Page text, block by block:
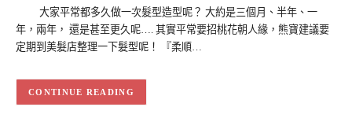
大家平常都多久做一次髮型造型呢？ 大約是三個月、半年、一
年，兩年， 還是甚至更久呢…. 其實平常要招桃花朝人緣，熊寶建議要
定期到美髮店整理一下髮型呢！ 『柔順…
CONTINUE READING